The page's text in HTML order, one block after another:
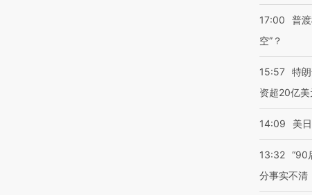
17:00
普
空”？
15:57 特
资超20亿
14:09 美
13:32 “90
分事实不清